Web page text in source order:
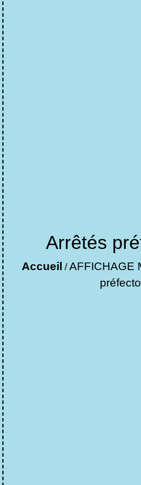
Arrêtés
Accueil /AFFICHAGE